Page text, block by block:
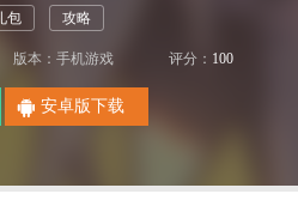
包 攻略
版本：手机游戏 评分： 100
安卓版下载